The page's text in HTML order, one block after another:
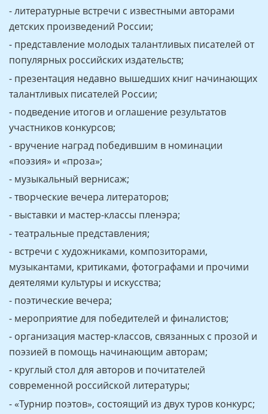
- литературные встречи с известными авторами
детских произведений России;
- представление молодых талантливых писателей от
популярных российских издательств;
- презентация недавно вышедших книг начинающих
талантливых писателей России;
- подведение итогов и оглашение результатов
участников конкурсов;
- вручение наград победившим в номинации
«поэзия» и «проза»;
- музыкальный вернисаж;
- творческие вечера литераторов;
- выставки и мастер-классы пленэра;
- театральные представления;
- встречи с художниками, композиторами,
музыкантами, критиками, фотографами и прочими
деятелями культуры и искусства;
- поэтические вечера;
- мероприятие для победителей и финалистов;
- организация мастер-классов, связанных с прозой и
поэзией в помощь начинающим авторам;
- круглый стол для авторов и почитателей
современной российской литературы;
- «Турнир поэтов», состоящий из двух туров конкурс;